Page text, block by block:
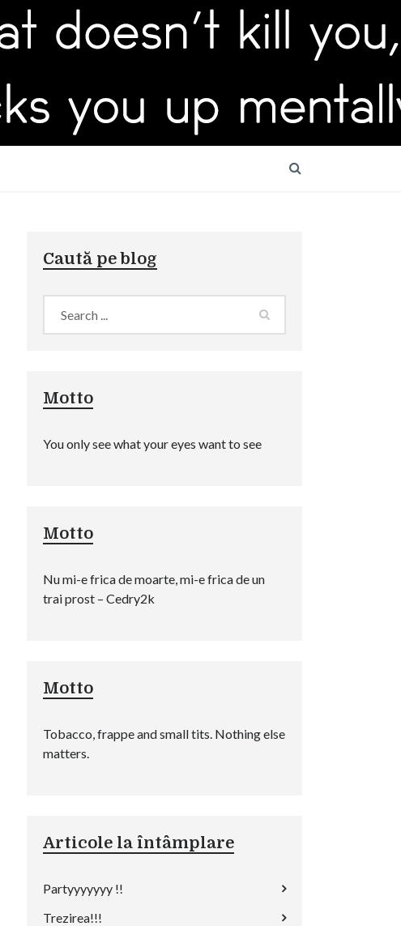
Caută pe blog
Motto
You only see what your eyes want to see
Motto
Nu mi-e frica de moarte, mi-e frica de un
trai prost – Cedry2k
Motto
Tobacco, frappe and small tits. Nothing else
matters.
Articole la întâmplare
Partyyyyyyy !!
Trezirea!!!